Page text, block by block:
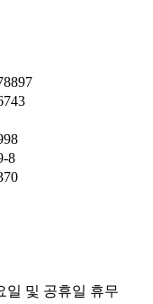
8
및 공휴일 휴무